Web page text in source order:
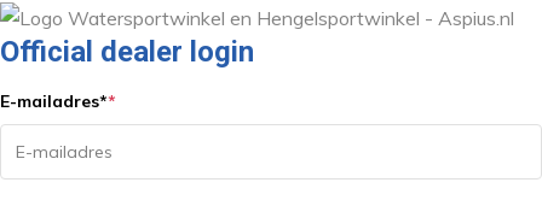
Official dealer login
E-mailadres**